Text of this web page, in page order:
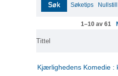
Søk Søketips Nullstill
1–10 av 61
Tittel
Kjærlighedens Komedie :